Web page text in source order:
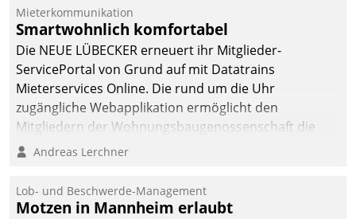
Datatrain ermöglicht
automatisiert ausgelöste,
zielgerichtete
Mieterbefragungen – eine
starke Grundlage für
intelligente,
Entscheidungen.
Mieterkommunikation
Smartwohnlich komfortabel
Die NEUE LÜBECKER erneuert ihr Mitglieder-
ServicePortal von Grund auf mit Datatrains
Mieterservices Online. Die rund um die Uhr
zugängliche Webapplikation ermöglicht den
Mitgliedern der Wohnungs­bau­genossenschaft die
Kontaktaufnahme per Smartphone, Tablet oder PC.
Andreas Lerchner
Lob- und Beschwerde-Management
Motzen in Mannheim erlaubt